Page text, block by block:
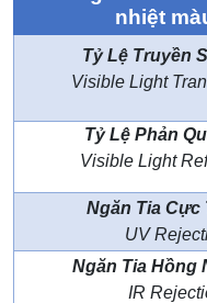
nhiệt
Tỷ Lệ Truyền
Visible Light
Tỷ Lệ Phản
Visible Light
Ngăn Tia Cực
UV
Ngăn Tia Hồng
IR